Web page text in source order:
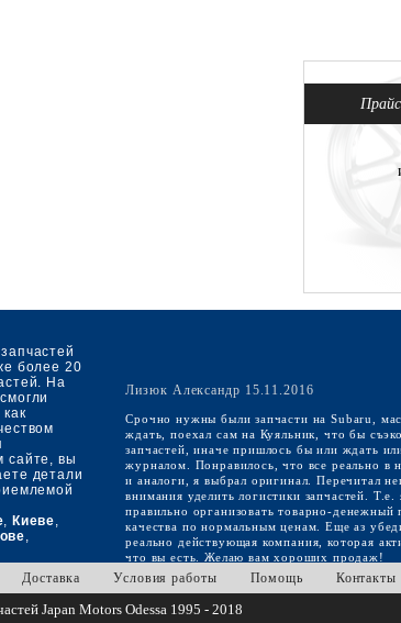
более 20
На
сайте, вы
детали
Киеве
Лизюк Александр 15.11.2016
Срочно нужны были запчасти на Subaru,
ждать, поехал сам на Куяльник, что бы
запчастей, иначе пришлось бы или ждать
журналом. Понравилось, что все реально в
и аналоги, я выбрал оригинал. Перечитал
внимания уделить логистики запчастей.
правильно организовать товарно-
качества по нормальным ценам. Еще аз
реально действующая компания, которая
что вы есть. Желаю вам хороших продаж!
Доставка Условия работы Помощь Контакты
Japan Motors Odessa 1995 - 2018